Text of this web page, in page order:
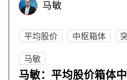
马敏
平均股价 中枢箱体
马敏
马敏：平均股价箱体中